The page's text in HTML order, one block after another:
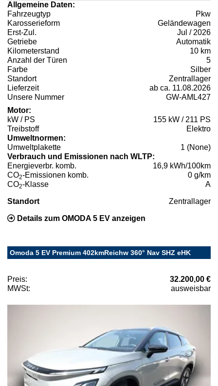
Allgemeine Daten:
Fahrzeugtyp
Pkw
Karosserieform
Geländewagen
Erst-Zul.
Jul / 2026
Getriebe
Automatik
Kilometerstand
10 km
Anzahl der Türen
5
Farbe
Silber
Standort
Zentrallager
Lieferzeit
ab ca. 11.08.2026
Unsere Nummer
GW-AML427
Motor:
kW / PS
155 kW / 211 PS
Treibstoff
Elektro
Umweltnormen:
Umweltplakette
1 (None)
Verbrauch und Emissionen nach WLTP:
Energieverbr. komb.
16,9 kWh/100km
CO2-Emissionen komb.
0 g/km
CO2-Klasse A
Standort Zentrallager
Details zum OMODA 5 EV anzeigen
Omoda 5 EV Premium 402kmReichw 360° Nav SHZ eHK
Preis:
32.200,00 €
MWSt:
ausweisbar